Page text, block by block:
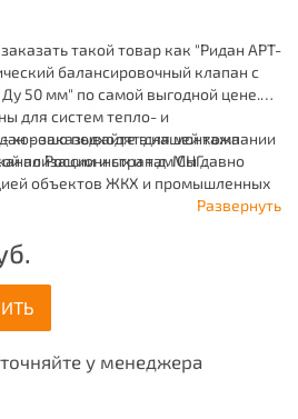
такой товар как "Ридан APT-
балансировочный клапан с
50 мм" по самой выгодной цене.
для систем тепло- и
хорошо подходят для монтажа
и т.д. Мы давно
объектов ЖКХ и промышленных
продукции для систем:
- заказывайте в нашей компании
по России и странам СНГ.
Развернуть
у менеджера